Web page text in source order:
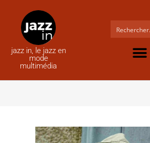
jazz in, le jazz en
mode
multimédia